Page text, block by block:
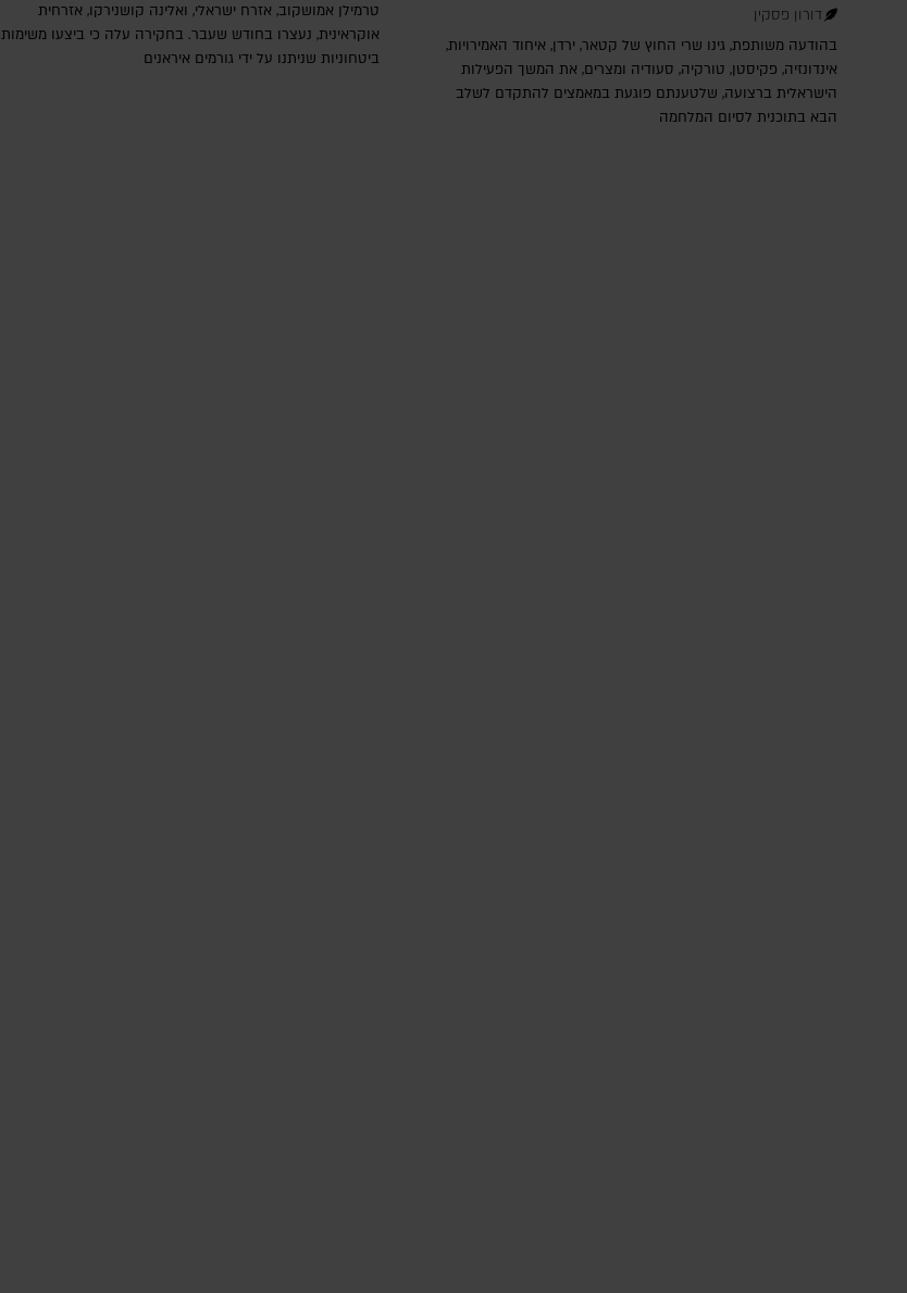
דורון פסקין
בהודעה משותפת, גינו שרי החוץ של קטאר, ירדן, איחוד האמירויות,
אינדונזיה, פקיסטן, טורקיה, סעודיה ומצרים, את המשך הפעילות
הישראלית ברצועה, שלטענתם פוגעת במאמצים להתקדם לשלב
הבא בתוכנית לסיום המלחמה
טרמילן אמושקוב, אזרח ישראלי, ואלינה קושנירקו, אזרחית
אוקראינית, נעצרו בחודש שעבר. בחקירה עלה כי ביצעו משימות
ביטחוניות שניתנו על ידי גורמים איראנים